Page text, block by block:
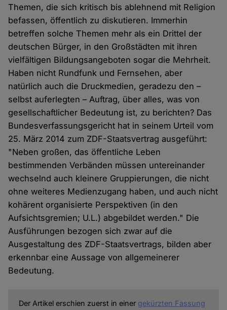
Themen, die sich kritisch bis ablehnend mit Religion
befassen, öffentlich zu diskutieren. Immerhin
betreffen solche Themen mehr als ein Drittel der
deutschen Bürger, in den Großstädten mit ihren
vielfältigen Bildungsangeboten sogar die Mehrheit.
Haben nicht Rundfunk und Fernsehen, aber
natürlich auch die Druckmedien, geradezu den –
selbst auferlegten – Auftrag, über alles, was von
gesellschaftlicher Bedeutung ist, zu berichten? Das
Bundesverfassungsgericht hat in seinem Urteil vom
25. März 2014 zum ZDF-Staatsvertrag ausgeführt:
"Neben großen, das öffentliche Leben
bestimmenden Verbänden müssen untereinander
wechselnd auch kleinere Gruppierungen, die nicht
ohne weiteres Medienzugang haben, und auch nicht
kohärent organisierte Perspektiven (in den
Aufsichtsgremien; U.L.) abgebildet werden." Die
Ausführungen bezogen sich zwar auf die
Ausgestaltung des ZDF-Staatsvertrags, bilden aber
erkennbar eine Aussage von allgemeinerer
Bedeutung.
Der Artikel erschien zuerst in einer gekürzten Fassung